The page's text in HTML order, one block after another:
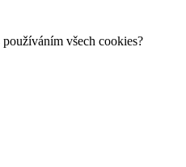
všech cookies?